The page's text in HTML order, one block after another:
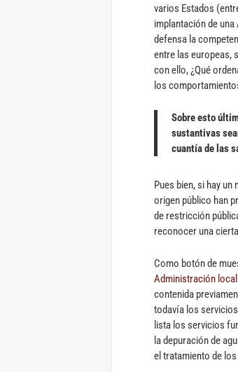
varios Estados
implantación de
defensa la
entre las europeas,
con ello, ¿Qué
los
Sobre esto
sustantivas
cuantía de las
Pues bien, si hay
origen público han
de restricción
reconocer una
Como botón de
Administración local
contenida
todavía los
lista los servicios
la depuración de
el tratamiento de